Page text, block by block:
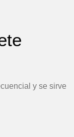
y se sirve